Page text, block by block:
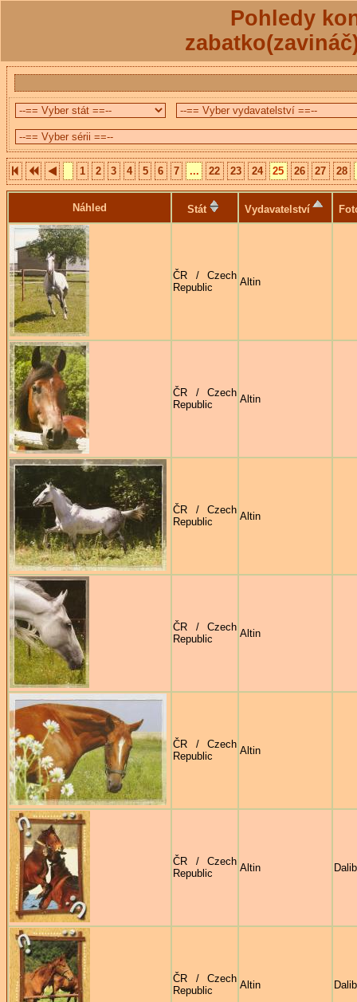
Pohledy
1 2 3 4 5 6 7 ... 22 23 24 25 26 27 28
Náhled Stát Vydavatelství
ČR / Czech
Republic
Altin
ČR / Czech
Republic
Altin
ČR / Czech
Republic
Altin
ČR / Czech
Republic
Altin
ČR / Czech
Republic
Altin
ČR / Czech
Republic
Altin
ČR / Czech
Republic
Altin